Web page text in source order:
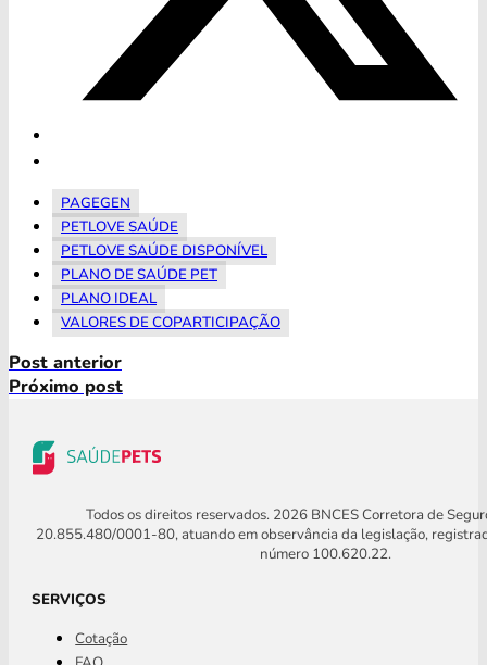
PAGEGEN
PETLOVE SAÚDE
PETLOVE SAÚDE DISPONÍVEL
PLANO DE SAÚDE PET
PLANO IDEAL
VALORES DE COPARTICIPAÇÃO
Post anterior
Próximo post
Todos os direitos reservados. 2026 BNCES Corretora de
20.855.480/0001-80, atuando em observância da legislação,
número 100.620.22.
SERVIÇOS
Cotação